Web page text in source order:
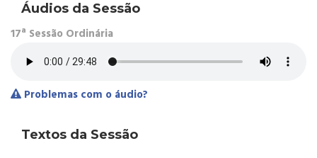
Áudios da Sessão
17ª Sessão Ordinária
Problemas com o áudio?
Textos da Sessão